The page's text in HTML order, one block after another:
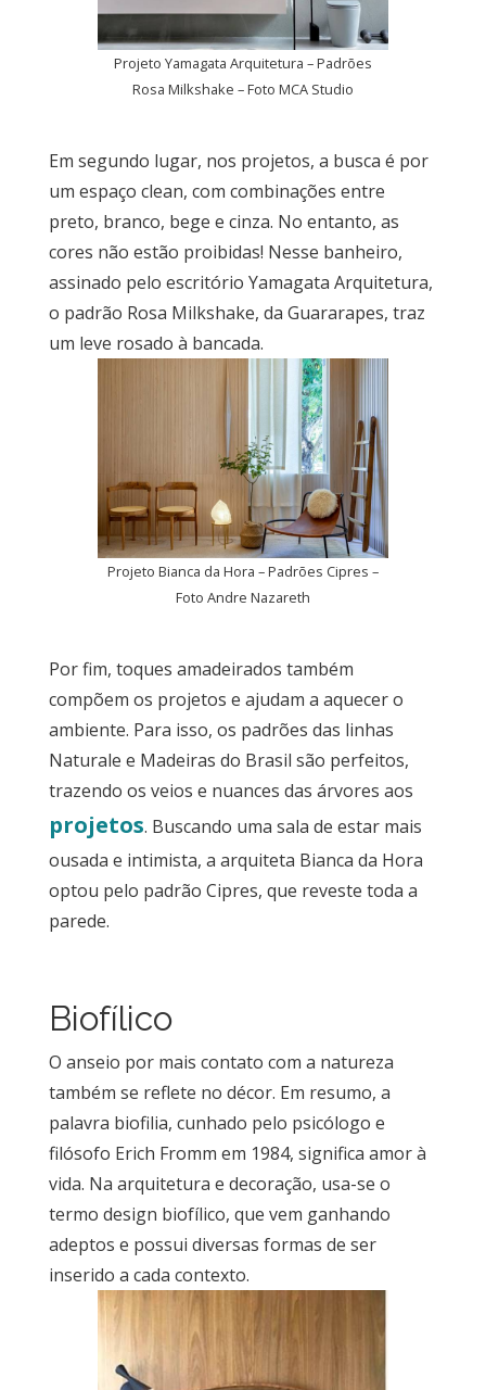
Projeto Yamagata Arquitetura – Padrões
Rosa Milkshake – Foto MCA Studio
Em segundo lugar, nos projetos, a busca é por
um espaço clean, com combinações entre
preto, branco, bege e cinza. No entanto, as
cores não estão proibidas! Nesse banheiro,
assinado pelo escritório Yamagata Arquitetura,
o padrão Rosa Milkshake, da Guararapes, traz
um leve rosado à bancada.
Projeto Bianca da Hora – Padrões Cipres –
Foto Andre Nazareth
Por fim, toques amadeirados também
compõem os projetos e ajudam a aquecer o
ambiente. Para isso, os padrões das linhas
Naturale e Madeiras do Brasil são perfeitos,
trazendo os veios e nuances das árvores aos
projetos. Buscando uma sala de estar mais
ousada e intimista, a arquiteta Bianca da Hora
optou pelo padrão Cipres, que reveste toda a
parede.
Biofílico
O anseio por mais contato com a natureza
também se reflete no décor. Em resumo, a
palavra biofilia, cunhado pelo psicólogo e
filósofo Erich Fromm em 1984, significa amor à
vida. Na arquitetura e decoração, usa-se o
termo design biofílico, que vem ganhando
adeptos e possui diversas formas de ser
inserido a cada contexto.